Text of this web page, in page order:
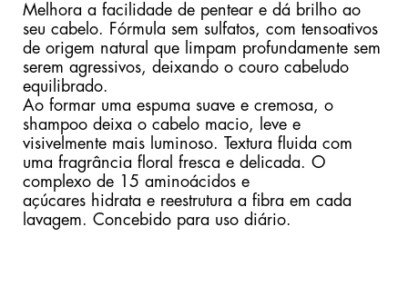
Melhora a facilidade de pentear e dá brilho ao
seu cabelo. Fórmula sem sulfatos, com tensoativos
de origem natural que limpam profundamente sem
serem agressivos, deixando o couro cabeludo
equilibrado.
Ao formar uma espuma suave e cremosa, o
shampoo deixa o cabelo macio, leve e
visivelmente mais luminoso. Textura fluida com
uma fragrância floral fresca e delicada. O
complexo de 15 aminoácidos e
açúcares hidrata e reestrutura a fibra em cada
lavagem. Concebido para uso diário.